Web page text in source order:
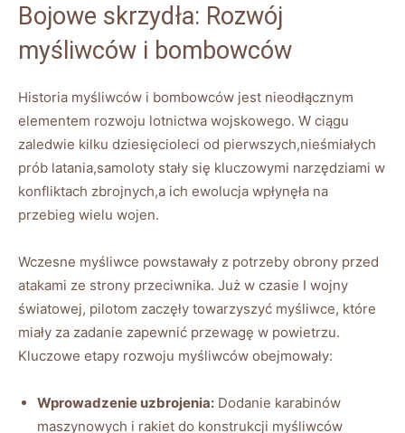
Bojowe skrzydła: Rozwój
myśliwców i bombowców
Historia myśliwców i bombowców jest nieodłącznym
elementem rozwoju lotnictwa wojskowego. W ciągu
zaledwie kilku dziesięcioleci od pierwszych,nieśmiałych
prób latania,samoloty stały się kluczowymi narzędziami w
konfliktach zbrojnych,a ich ewolucja wpłynęła na
przebieg wielu wojen.
Wczesne myśliwce powstawały z potrzeby obrony przed
atakami ze strony przeciwnika. Już w czasie I wojny
światowej, pilotom zaczęły towarzyszyć myśliwce, które
miały za zadanie zapewnić przewagę w powietrzu.
Kluczowe etapy rozwoju myśliwców obejmowały:
Wprowadzenie uzbrojenia: Dodanie karabinów
maszynowych i rakiet do konstrukcji myśliwców